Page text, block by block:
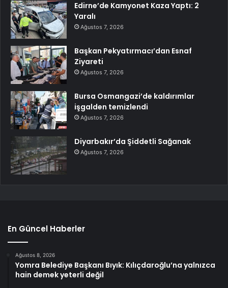
Edirne’de Kamyonet Kaza Yaptı: 2
Yaralı
Ağustos 7, 2026
Başkan Pekyatırmacı’dan Esnaf
Ziyareti
Ağustos 7, 2026
Bursa Osmangazi’de kaldırımlar
işgalden temizlendi
Ağustos 7, 2026
Diyarbakır’da Şiddetli Sağanak
Ağustos 7, 2026
En Güncel Haberler
Ağustos 8, 2026
Yomra Belediye Başkanı Bıyık: Kılıçdaroğlu’na yalnızca
hain demek yeterli değil